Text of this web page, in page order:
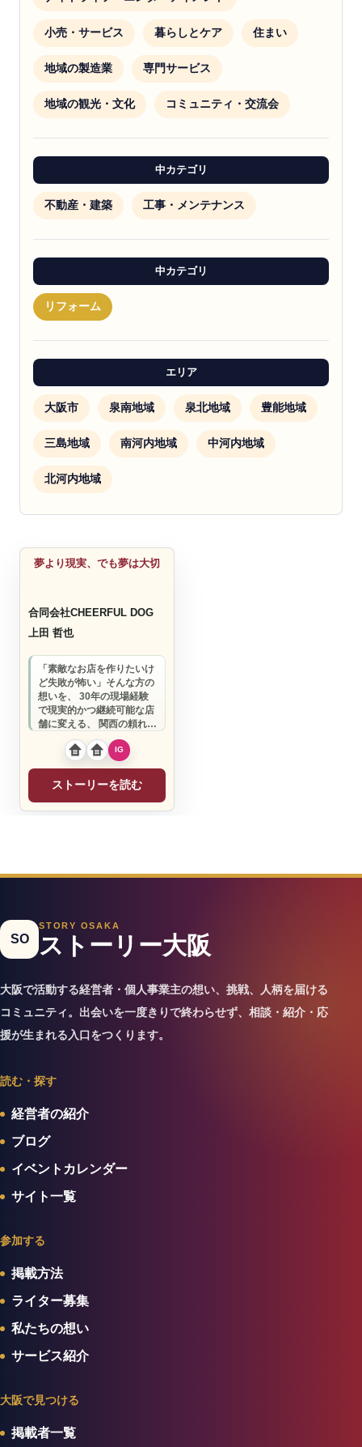
小売・サービス 暮らしとケア 住まい
地域の製造業 専門サービス
地域の観光・文化 コミュニティ・交流会
中カテゴリ
不動産・建築 工事・メンテナンス
中カテゴリ
リフォーム
エリア
大阪市 泉南地域 泉北地域 豊能地域
三島地域 南河内地域 中河内地域
北河内地域
夢より現実、でも夢は大切
合同会社CHEERFUL DOG
上田 哲也
「素敵なお店を作りたいけ
ど失敗が怖い」そんな方の
想いを、 30年の現場経験
で現実的かつ継続可能な店
舗に変える、 関西の頼れる
店舗プロデューサーです。
ストーリーを読む
SO
STORY OSAKA
ストーリー大阪
大阪で活動する経営者・個人事業主の想い、挑戦、人柄を届ける
コミュニティ。出会いを一度きりで終わらせず、相談・紹介・応
援が生まれる入口をつくります。
読む・探す
経営者の紹介
ブログ
イベントカレンダー
サイト一覧
参加する
掲載方法
ライター募集
私たちの想い
サービス紹介
大阪で見つける
掲載者一覧